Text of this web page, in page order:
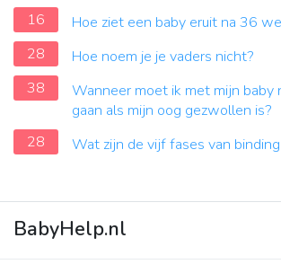
16
Hoe ziet een baby eruit na 36
28
Hoe noem je je vaders nicht?
38
Wanneer moet ik met mijn baby
gaan als mijn oog gezwollen is?
28
Wat zijn de vijf fases van
BabyHelp.nl